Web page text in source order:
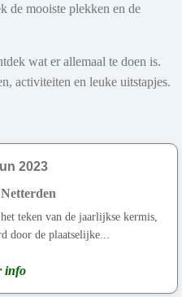
de mooiste plekken en de
wat er allemaal te doen is.
activiteiten en leuke uitstapjes.
2023
teken van de jaarlijkse kermis,
door de plaatselijke...
info